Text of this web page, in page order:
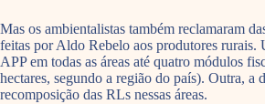
Mas os ambientalistas também reclamaram
feitas por Aldo Rebelo aos produtores rurais.
APP em todas as áreas até quatro módulos
hectares, segundo a região do país). Outra, a
recomposição das RLs nessas áreas.